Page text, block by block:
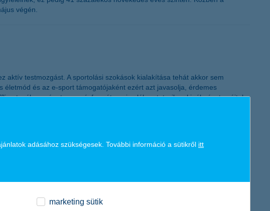
végén.
aktív testmozgást. A sportolási szokások kialakítása tehát akkor sem
életmód és az e-sport támogatójaként ezért azt javasolja, érdemes
tevékenységet, mozgásformát, ami valóban tetszik neki, élményt nyújt, ha
A K&H e-dukáció információbiztonsági programhoz készített felmérésből
adásához szükségesek. További információ a sütikről itt
marketing sütik